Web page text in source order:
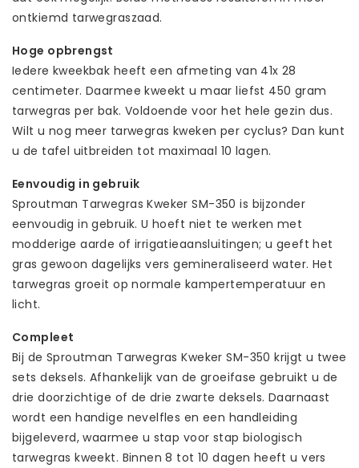
ontkiemd tarwegraszaad.
Hoge opbrengst
Iedere kweekbak heeft een afmeting van 41x 28
centimeter. Daarmee kweekt u maar liefst 450 gram
tarwegras per bak. Voldoende voor het hele gezin dus.
Wilt u nog meer tarwegras kweken per cyclus? Dan kunt
u de tafel uitbreiden tot maximaal 10 lagen.
Eenvoudig in gebruik
Sproutman Tarwegras Kweker SM-350 is bijzonder
eenvoudig in gebruik. U hoeft niet te werken met
modderige aarde of irrigatieaansluitingen; u geeft het
gras gewoon dagelijks vers gemineraliseerd water. Het
tarwegras groeit op normale kampertemperatuur en
licht.
Compleet
Bij de Sproutman Tarwegras Kweker SM-350 krijgt u twee
sets deksels. Afhankelijk van de groeifase gebruikt u de
drie doorzichtige of de drie zwarte deksels. Daarnaast
wordt een handige nevelfles en een handleiding
bijgeleverd, waarmee u stap voor stap biologisch
tarwegras kweekt. Binnen 8 tot 10 dagen heeft u vers